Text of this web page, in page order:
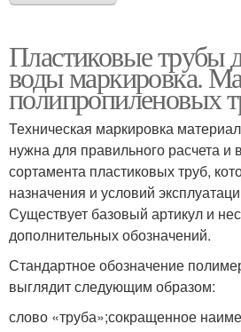
Пластиковые трубы
воды маркировка.
полипропиленовых
Техническая маркировка
нужна для правильного расчета и
сортамента пластиковых труб,
назначения и условий
Существует базовый артикул и
дополнительных обозначений.
Стандартное обозначение
выглядит следующим образом:
слово «труба»;сокращенное